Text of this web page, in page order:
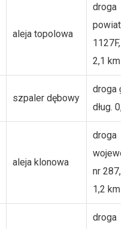
aleja topolowa
droga
1127F,
2,1 km
szpaler dębowy
droga
dług.
aleja klonowa
droga
nr 287,
1,2 km
droga